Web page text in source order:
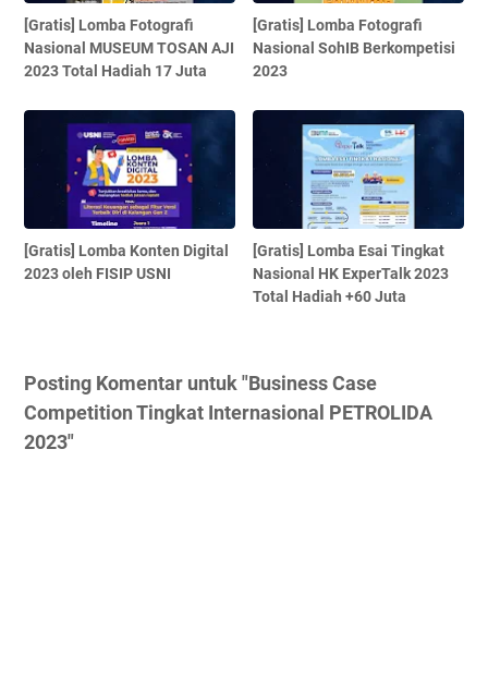
[Gratis] Lomba Fotografi
Nasional MUSEUM TOSAN AJI
2023 Total Hadiah 17 Juta
[Gratis] Lomba Fotografi
Nasional SohIB Berkompetisi
2023
[Gratis] Lomba Konten Digital
2023 oleh FISIP USNI
[Gratis] Lomba Esai Tingkat
Nasional HK ExperTalk 2023
Total Hadiah +60 Juta
Posting Komentar untuk "Business Case
Competition Tingkat Internasional PETROLIDA
2023"